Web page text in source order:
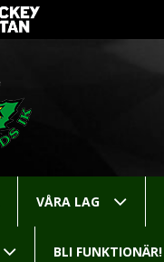
VÅRA LAG
BLI FUNKTIONÄR!